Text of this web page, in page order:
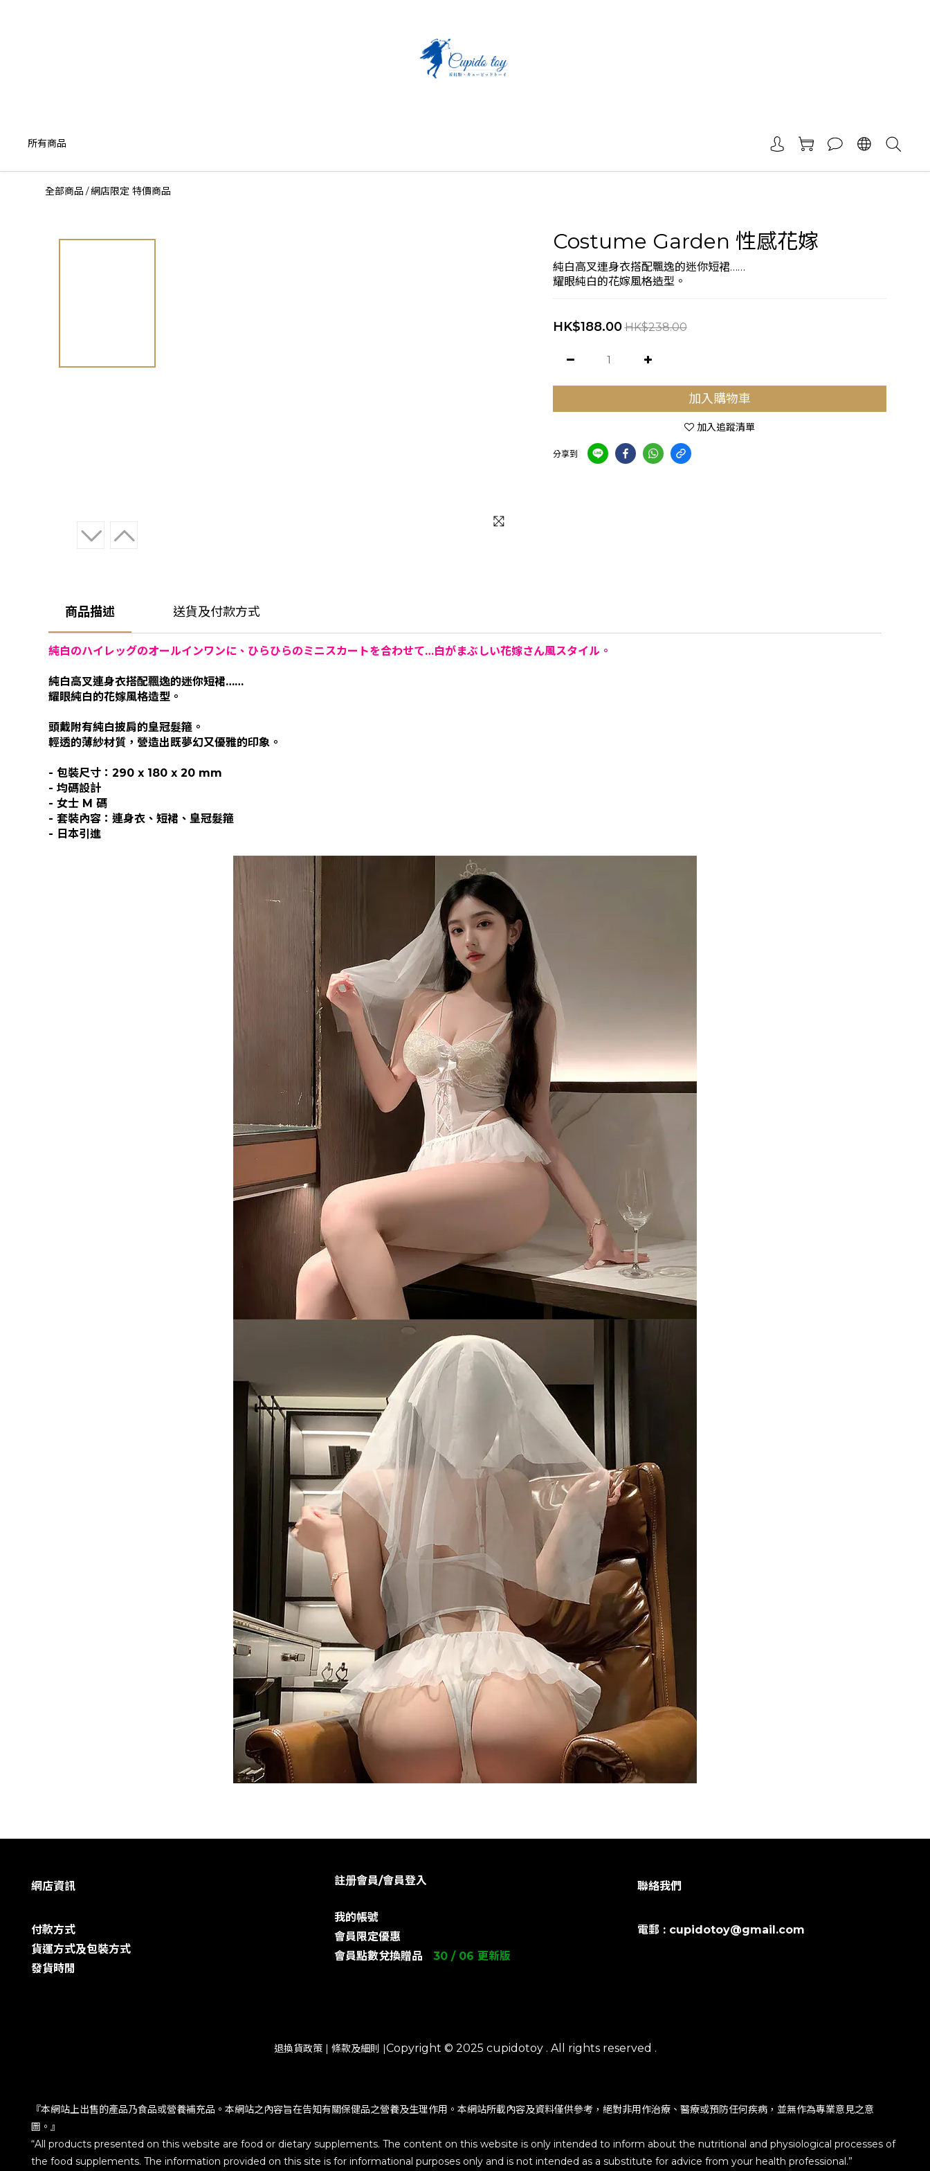
所有商品
全部商品 /網店限定 特價商品
Costume Garden 性感花嫁
純白高叉連身衣搭配飄逸的迷你短裙……
耀眼純白的花嫁風格造型。
HK$188.00 HK$238.00
加入購物車
加入追蹤清單
分享到
商品描述 送貨及付款方式
純白のハイレッグのオールインワンに、ひらひらのミニスカートを合わせて…白がまぶしい花嫁さん風スタイル。
純白高叉連身衣搭配飄逸的迷你短裙……
耀眼純白的花嫁風格造型。
頭戴附有純白披肩的皇冠髮箍。
輕透的薄紗材質，營造出既夢幻又優雅的印象。
- 包裝尺寸：290 x 180 x 20 mm
- 均碼設計
- 女士 M 碼
- 套裝內容：連身衣、短裙、皇冠髮箍
- 日本引進
網店資訊
付款方式
貨運方式及包裝方式
發貨時閒
註册會員/會員登入
我的帳號
會員限定優惠
會員點數兌換贈品
30 / 06 更新版
聯絡我們
電郵 : cupidotoy@gmail.com
退換貨政策| 條款及細則 |Copyright © 2025 cupidotoy . All rights reserved .
『本網站上出售的產品乃食品或營養補充品。本網站之內容旨在告知有關保健品之營養及生理作用。本網站所載內容及資料僅供參考，絕對非用作治療、醫療或預防任何疾病，並無作為專業意見之意
圖。』
“All products presented on this website are food or dietary supplements. The content on this website is only intended to inform about the nutritional and physiological processes of
the food supplements. The information provided on this site is for informational purposes only and is not intended as a substitute for advice from your health professional.”